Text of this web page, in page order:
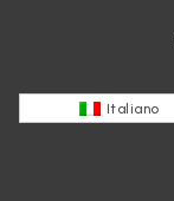
Italiano